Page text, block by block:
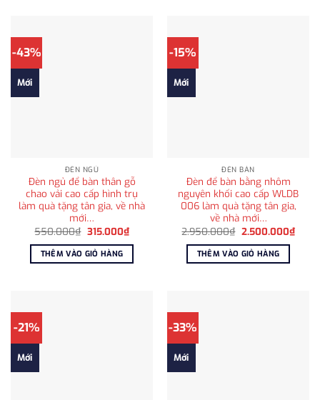
-43%
Mới
ĐÈN NGỦ
Đèn ngủ để bàn thân gỗ
chao vải cao cấp hình trụ
làm quà tặng tân gia, về nhà
mới…
550.000₫ Giá
là:
550.000₫.
315.000₫Giá
hiện
tại
315.000₫.
THÊM VÀO GIỎ HÀNG
-15%
Mới
ĐÈN BÀN
Đèn để bàn bằng nhôm
nguyên khối cao cấp WLDB
006 làm quà tặng tân gia,
về nhà mới…
2.950.000₫ Giá
là:
2.950.000₫.
2.500.000₫Giá
hiện
THÊM VÀO GIỎ HÀNG
-21%
Mới
-33%
Mới